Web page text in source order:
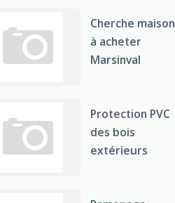
Cherche maison
à acheter
Marsinval
Protection PVC
des bois
extérieurs